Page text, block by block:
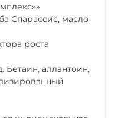
Спарассис, масло
роста
Бетаин, аллантоин,